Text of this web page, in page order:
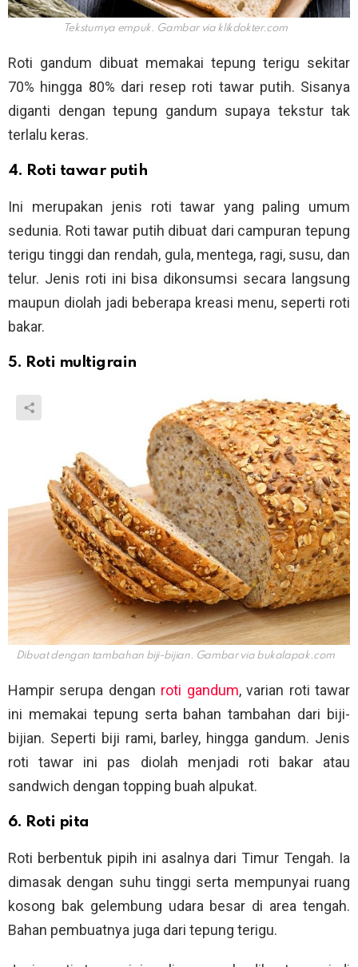
Teksturnya empuk. Gambar via klikdokter.com
Roti gandum dibuat memakai tepung terigu sekitar
70% hingga 80% dari resep roti tawar putih. Sisanya
diganti dengan tepung gandum supaya tekstur tak
terlalu keras.
4. Roti tawar putih
Ini merupakan jenis roti tawar yang paling umum
sedunia. Roti tawar putih dibuat dari campuran tepung
terigu tinggi dan rendah, gula, mentega, ragi, susu, dan
telur. Jenis roti ini bisa dikonsumsi secara langsung
maupun diolah jadi beberapa kreasi menu, seperti roti
bakar.
5. Roti multigrain
Dibuat dengan tambahan biji-bijian. Gambar via bukalapak.com
Hampir serupa dengan roti gandum, varian roti tawar
ini memakai tepung serta bahan tambahan dari biji-
bijian. Seperti biji rami, barley, hingga gandum. Jenis
roti tawar ini pas diolah menjadi roti bakar atau
sandwich dengan topping buah alpukat.
6. Roti pita
Roti berbentuk pipih ini asalnya dari Timur Tengah. Ia
dimasak dengan suhu tinggi serta mempunyai ruang
kosong bak gelembung udara besar di area tengah.
Bahan pembuatnya juga dari tepung terigu.